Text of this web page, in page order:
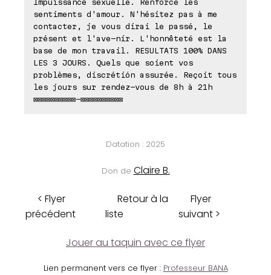
sentiments d'amour. N'hésitez pas à me
contacter, je vous dirai le passé, le
présent et l'ave-nír. L'honnêteté est la
base de mon travail. RESULTATS 100% DANS
LES 3 JOURS. Quels que soient vos
problèmes, discrétión assurée. Reçoit tous
les jours sur rendez-vous de 8h à 21h
⊠⊠⊠⊠⊠⊠⊠⊠⊠⊠-⊠⊠⊠⊠⊠⊠⊠⊠⊠⊠
Datation : 2025
Don de Claire B.
< Flyer
précédent
Retour à la
liste
Flyer
suivant >
Jouer au taquin avec ce flyer
Lien permanent vers ce flyer : Professeur BANA